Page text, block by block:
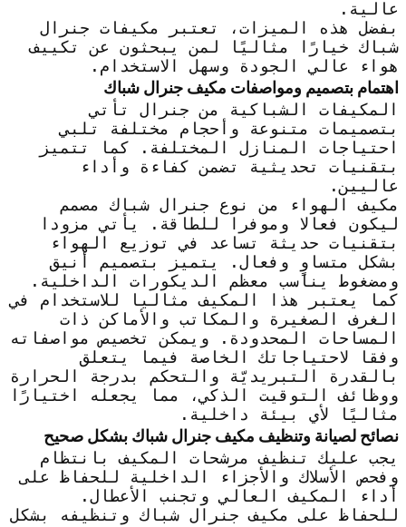
عالية.
بفضل هذه الميزات، تعتبر مكيفات جنرال
شباك خيارًا مثاليًا لمن يبحثون عن تكييف
هواء عالي الجودة وسهل الاستخدام.
اهتمام بتصميم ومواصفات مكيف جنرال شباك
المكيفات الشباكية من جنرال تأتي
بتصميمات متنوعة وأحجام مختلفة تلبي
احتياجات المنازل المختلفة. كما تتميز
بتقنيات تحديثية تضمن كفاءة وأداء
عاليين.
مكيف الهواء من نوع جنرال شباك مصمم
ليكون فعالا وموفرا للطاقة. يأتي مزودا
بتقنيات حديثة تساعد في توزيع الهواء
بشكل متساوٍ وفعال. يتميز بتصميم أنيق
ومضغوط يناسب معظم الديكورات الداخلية.
كما يعتبر هذا المكيف مثاليا للاستخدام في
الغرف الصغيرة والمكاتب والأماكن ذات
المساحات المحدودة. ويمكن تخصيص مواصفاته
وفقا لاحتياجاتك الخاصة فيما يتعلق
بالقدرة التبريديّة والتحكم بدرجة الحرارة
ووظائف التوقيت الذكي، مما يجعله اختيارًا
مثاليًا لأي بيئة داخلية.
نصائح لصيانة وتنظيف مكيف جنرال شباك بشكل صحيح
يجب عليك تنظيف مرشحات المكيف بانتظام
وفحص الأسلاك والأجزاء الداخلية للحفاظ على
أداء المكيف العالي وتجنب الأعطال.
للحفاظ على مكيف جنرال شباك وتنظيفه بشكل